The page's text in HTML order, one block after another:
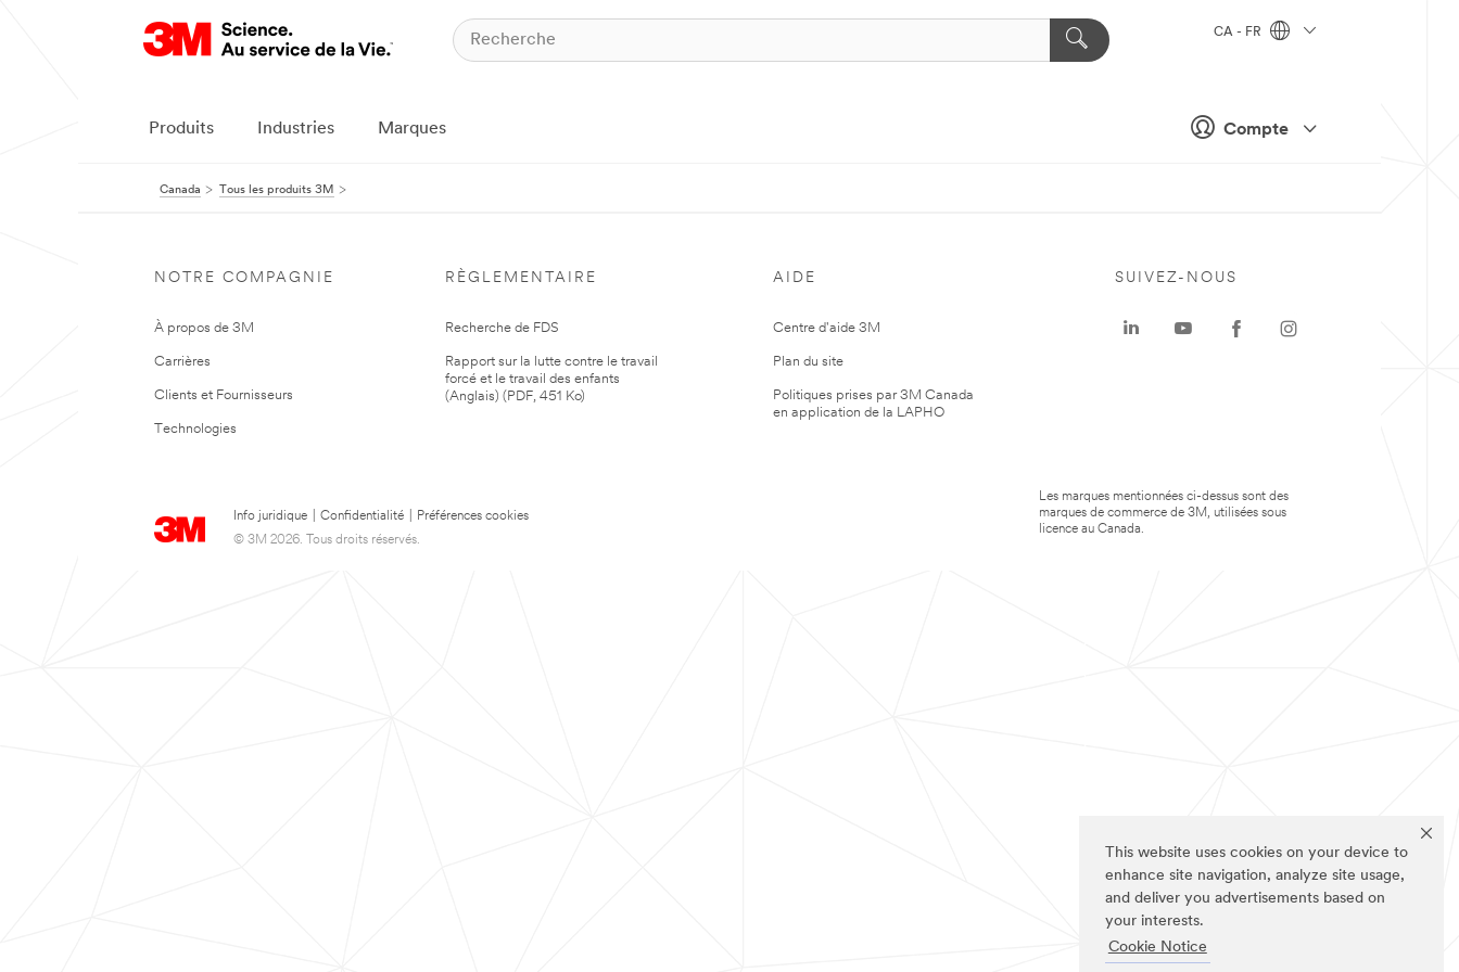
This website uses cookies on your device to
enhance site navigation, analyze site usage,
and deliver you advertisements based on
your interests.
Cookie Notice
Compte
CA - FR
Produits Industries Marques
Canada Tous les produits 3M
NOTRE COMPAGNIE
À propos de 3M
Carrières
Clients et Fournisseurs
Technologies
RÈGLEMENTAIRE
Recherche de FDS
Rapport sur la lutte contre le travail
forcé et le travail des enfants
(Anglais) (PDF, 451 Ko)
AIDE
Centre d'aide 3M
Plan du site
Politiques prises par 3M Canada
en application de la LAPHO
Info juridique Confidentialité
Préférences cookies
© 3M 2026. Tous droits réservés.
SUIVEZ-NOUS
Les marques mentionnées ci-dessus sont des
marques de commerce de 3M, utilisées sous
licence au Canada.